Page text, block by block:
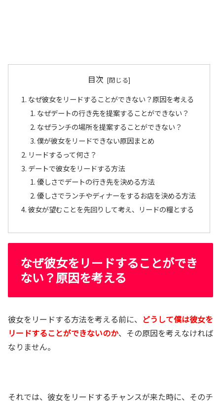
目次
なぜ彼女をリードすることができない？原因を考える
なぜデートの行き先を提案することができない？
なぜランチの場所を提案することができない？
僕が彼女をリードできない原因まとめ
リードするって何さ？
デートで彼女をリードする方法
優しさでデートの行き先を決める方法
優しさでランチやディナーをするお店を決める方法
彼女が望むことを先回りして考え、リードの糧とする
なぜ彼女をリードすることができ
ない？原因を考える
彼女をリードする方法を考える前に、 どうして僕は彼女を
リードすることができないのか、その原因を考えなければ
なりません。
それでは、彼女をリードするチャンスが来た時に、そのチ